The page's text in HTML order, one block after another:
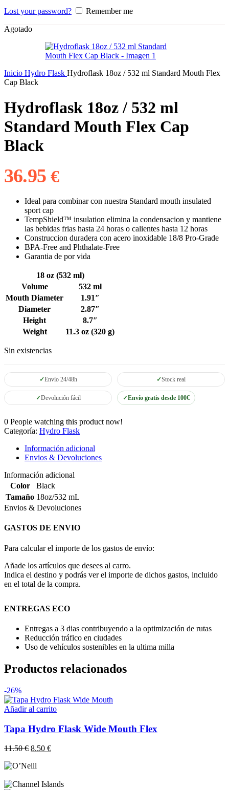
Lost your password? Remember me
Agotado
Inicio Hydro Flask Hydroflask 18oz / 532 ml Standard Mouth Flex
Cap Black
Hydroflask 18oz / 532 ml
Standard Mouth Flex Cap
Black
36.95€
Ideal para combinar con nuestra Standard mouth insulated
sport cap
TempShield™ insulation elimina la condensacion y mantiene
las bebidas frias hasta 24 horas o calientes hasta 12 horas
Construccion duradera con acero inoxidable 18/8 Pro-Grade
BPA-Free and Phthalate-Free
Garantia de por vida
18 oz (532 ml)
Volume
532 ml
Mouth Diameter
1.91″
Diameter
2.87″
Height
8.7″
Weight
11.3 oz (320 g)
Sin existencias
Envío 24/48h Stock real
Devolución fácil Envío gratis desde 100€
0 People watching this product now!
Categoría: Hydro Flask
Información adicional
Envios & Devoluciones
Información adicional
Color
Black
Tamaño 18oz/532 mL
Envios & Devoluciones
GASTOS DE ENVIO
Para calcular el importe de los gastos de envío:
Añade los artículos que desees al carro.
Indica el destino y podrás ver el importe de dichos gastos, incluido
en el total de la compra.
ENTREGAS ECO
Entregas a 3 dias contribuyendo a la optimización de rutas
Reducción tráfico en ciudades
Uso de vehículos sostenibles en la ultima milla
Productos relacionados
-26%
Añadir al carrito
Tapa Hydro Flask Wide Mouth Flex
11.50€ El
original
11.50 €.
8.50 €El
8.50 €.